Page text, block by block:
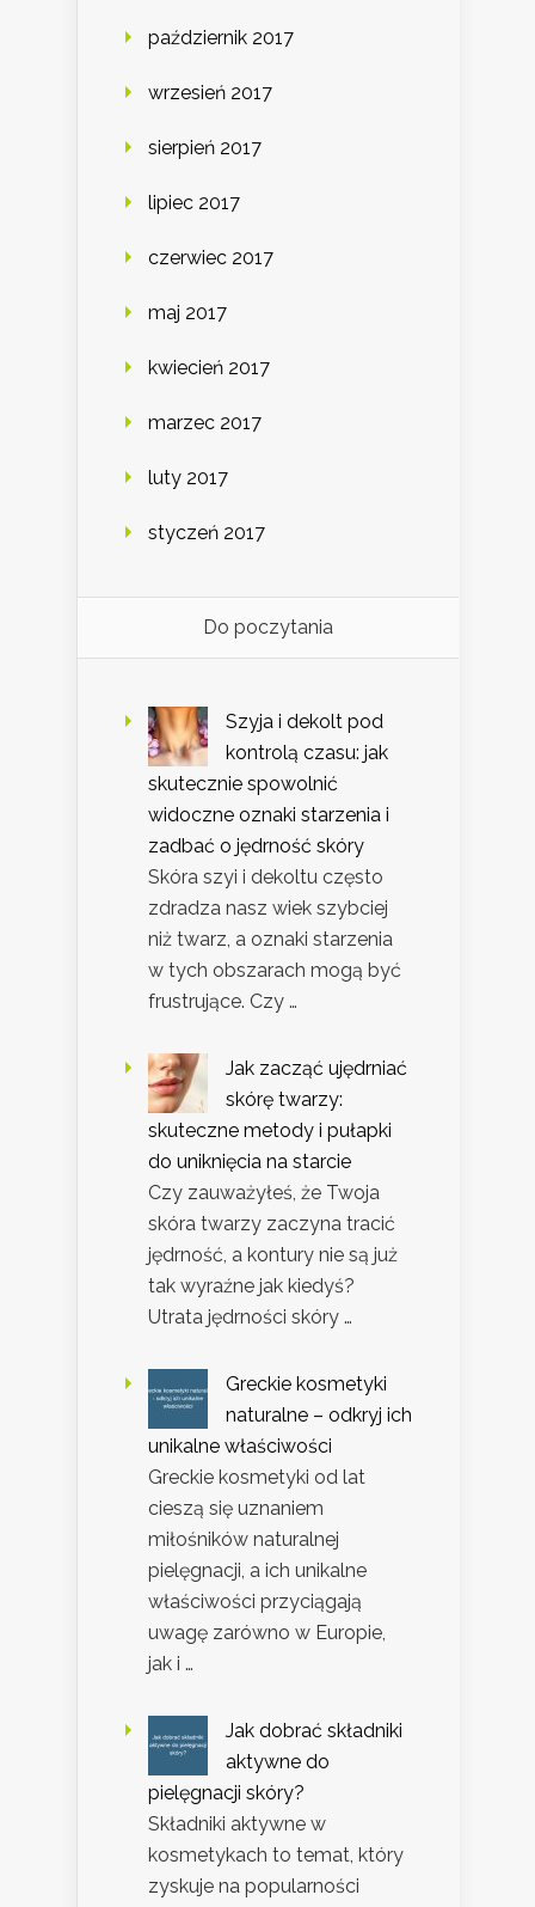
październik 2017
wrzesień 2017
sierpień 2017
lipiec 2017
czerwiec 2017
maj 2017
kwiecień 2017
marzec 2017
luty 2017
styczeń 2017
Do poczytania
Szyja i dekolt pod
kontrolą czasu: jak
skutecznie spowolnić
widoczne oznaki starzenia i
zadbać o jędrność skóry
Skóra szyi i dekoltu często
zdradza nasz wiek szybciej
niż twarz, a oznaki starzenia
w tych obszarach mogą być
frustrujące. Czy …
Jak zacząć ujędrniać
skórę twarzy:
skuteczne metody i pułapki
do uniknięcia na starcie
Czy zauważyłeś, że Twoja
skóra twarzy zaczyna tracić
jędrność, a kontury nie są już
tak wyraźne jak kiedyś?
Utrata jędrności skóry …
Greckie kosmetyki
naturalne – odkryj ich
unikalne właściwości
Greckie kosmetyki od lat
cieszą się uznaniem
miłośników naturalnej
pielęgnacji, a ich unikalne
właściwości przyciągają
uwagę zarówno w Europie,
jak i …
Jak dobrać składniki
aktywne do
pielęgnacji skóry?
Składniki aktywne w
kosmetykach to temat, który
zyskuje na popularności